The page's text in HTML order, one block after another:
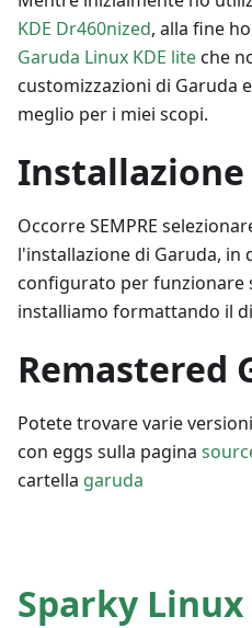
KDE Dr460nized, alla fine
Garuda Linux KDE liteche
customizzazioni di Garuda
meglio per i miei scopi.
Installazione
Occorre SEMPRE
l'installazione di Garuda, in
configurato per funzionare
installiamo formattando il
Remastered
Potete trovare varie
con eggs sulla pagina
cartella garuda
Sparky Linux